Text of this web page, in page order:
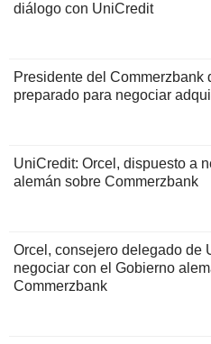
diálogo con UniCredit
Presidente del Commerzbank
preparado para negociar
UniCredit: Orcel, dispuesto a
alemán sobre Commerzbank
Orcel, consejero delegado de
negociar con el Gobierno
Commerzbank